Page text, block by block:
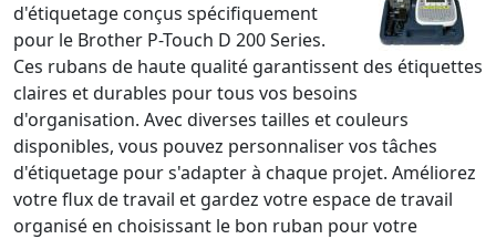
d'étiquetage conçus spécifiquement
pour le Brother P-Touch D 200 Series.
Ces rubans de haute qualité garantissent des étiquettes
claires et durables pour tous vos besoins
d'organisation. Avec diverses tailles et couleurs
disponibles, vous pouvez personnaliser vos tâches
d'étiquetage pour s'adapter à chaque projet. Améliorez
votre flux de travail et gardez votre espace de travail
organisé en choisissant le bon ruban pour votre